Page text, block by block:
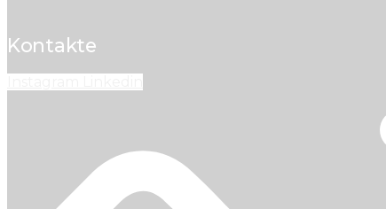
Kontakte